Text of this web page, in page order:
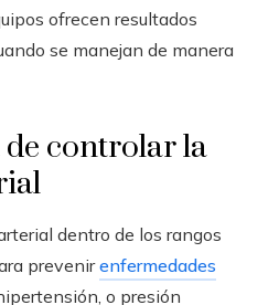
ofrecen resultados
se manejan de manera
controlar la
dentro de los rangos
prevenirenfermedades
hipertensión, o presión